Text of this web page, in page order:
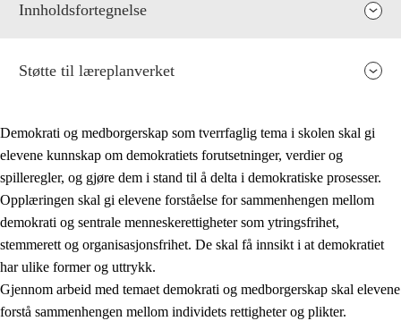
Innholdsfortegnelse
2. Prinsipper for læring, utvikling og danning
Støtte til læreplanverket
Demokrati og medborgerskap som tverrfaglig tema i skolen skal gi
elevene kunnskap om demokratiets forutsetninger, verdier og
spilleregler, og gjøre dem i stand til å delta i demokratiske prosesser.
Opplæringen skal gi elevene forståelse for sammenhengen mellom
demokrati og sentrale menneskerettigheter som ytringsfrihet,
stemmerett og organisasjonsfrihet. De skal få innsikt i at demokratiet
har ulike former og uttrykk.
Gjennom arbeid med temaet demokrati og medborgerskap skal elevene
forstå sammenhengen mellom individets rettigheter og plikter.